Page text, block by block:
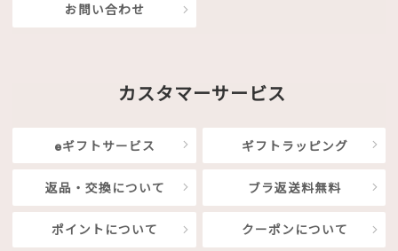
お問い合わせ
カスタマーサービス
eギフトサービス ギフトラッピング
返品・交換について ブラ返送料無料
ポイントについて クーポンについて